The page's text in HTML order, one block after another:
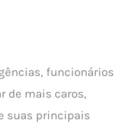
funcionários
de mais caros,
suas principais